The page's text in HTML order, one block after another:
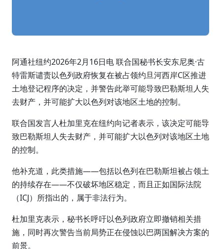
阿通社纽约2026年2月16日电 联合国秘书长安东尼奥·古
特雷斯谴责以色列政府恢复在被占领约旦河西岸C区推进
土地登记程序的决定，并警告此举可能导致巴勒斯坦人失
去财产，并可能扩大以色列对该地区土地的控制。
联合国发言人杜加里克在纽约向记者表示，该决定可能导
致巴勒斯坦人失去财产，并可能扩大以色列对该地区土地
的控制。
他补充道，此类措施——包括以色列在巴勒斯坦被占领土
的持续存在——不仅破坏地区稳定，而且正如国际法院
（ICJ）所指出的，属于非法行为。
杜加里克表示，秘书长呼吁以色列政府立即撤销相关措
施，同时再次警告当前局势正在侵蚀以巴两国解决方案的
前景。